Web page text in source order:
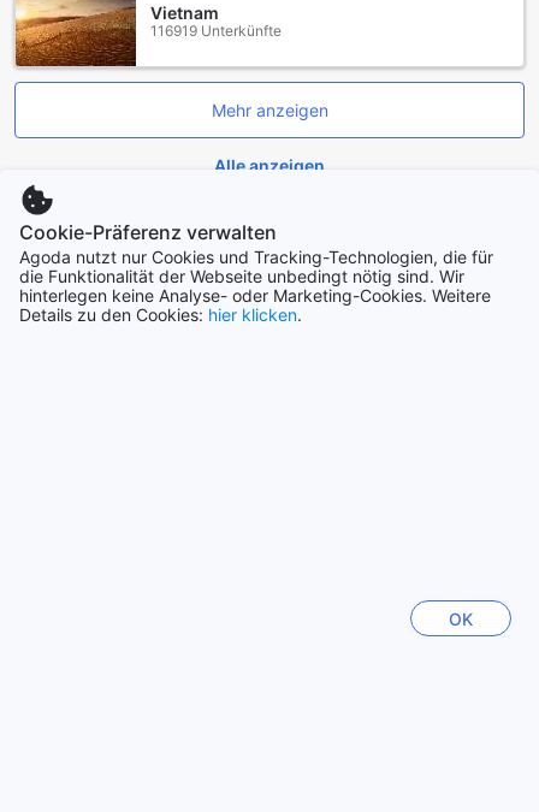
Vietnam
116919 Unterkünfte
Mehr anzeigen
Alle anzeigen
Städte im Trend
Seoul
Südkorea
Cookie-Präferenz verwalten
Agoda nutzt nur Cookies und Tracking-Technologien, die für
die Funktionalität der Webseite unbedingt nötig sind. Wir
hinterlegen keine Analyse- oder Marketing-Cookies. Weitere
Details zu den Cookies: hier klicken.
OK